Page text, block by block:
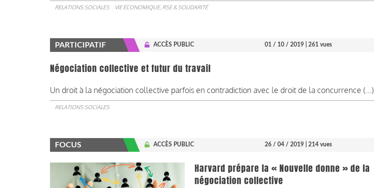
RELATIONS SOCIALES VIE ÉCONOMIQUE, RSE & SOLIDARITÉ
PARTICIPATIF ACCÈS PUBLIC 01 / 10 / 2019 | 261 vues
Négociation collective et futur du travail
Un droit à la négociation collective parfois en contradiction avec le droit de la concurrence (...)
RELATIONS SOCIALES
FOCUS ACCÈS PUBLIC 26 / 04 / 2019 | 214 vues
Harvard prépare la « Nouvelle donne » de la
négociation collective